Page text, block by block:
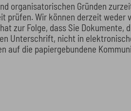
organisatorischen Gründen
prüfen. Wir können derzeit weder
zur Folge, dass Sie
Unterschrift, nicht in
auf die papiergebundene